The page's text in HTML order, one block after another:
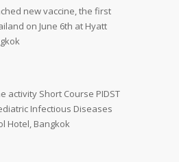
new vaccine, the first
on June 6th at Hyatt
activity Short Course PIDST
Infectious Diseases
Hotel, Bangkok